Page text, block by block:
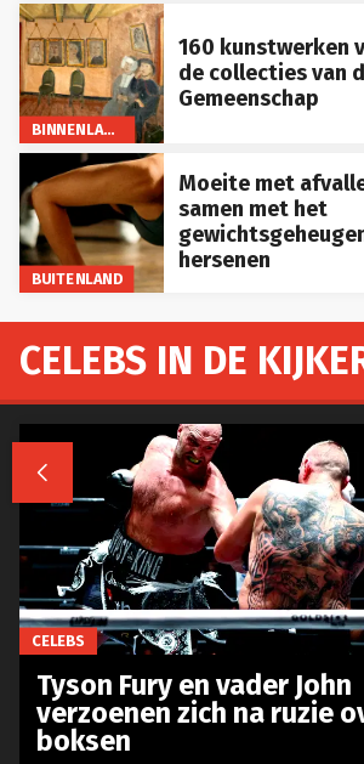
BINNENLAND
160 kunstwerken
de collecties van
Gemeenschap
BUITENLAND
Moeite met
samen met het
hersenen
CELEBS IN DE

CELEBS
Tyson Fury en vader John
verzoenen zich na ruzie
boksen